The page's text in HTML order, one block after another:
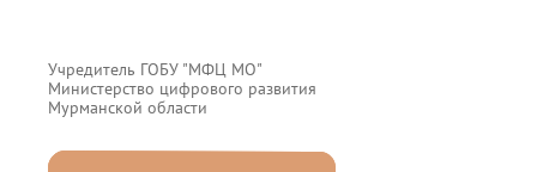
Учредитель ГОБУ "МФЦ МО"
Министерство цифрового развития
Мурманской области